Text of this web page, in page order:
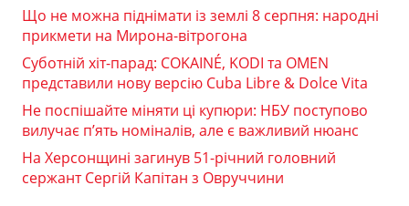
Що не можна піднімати із землі 8 серпня: народні
прикмети на Мирона-вітрогона
Суботній хіт-парад: COKAINÉ, KODI та OMEN
представили нову версію Cuba Libre & Dolce Vita
Не поспішайте міняти ці купюри: НБУ поступово
вилучає п’ять номіналів, але є важливий нюанс
На Херсонщині загинув 51-річний головний
сержант Сергій Капітан з Овруччини